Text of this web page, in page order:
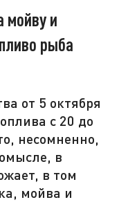
мойву и
рыба
от 5 октября
с 20 до
несомненно,
в
в том
мойва и